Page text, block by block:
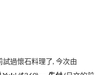
試過懷石料理了, 今次由